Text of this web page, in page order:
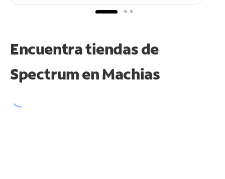
Encuentra tiendas de
Spectrum enMachias